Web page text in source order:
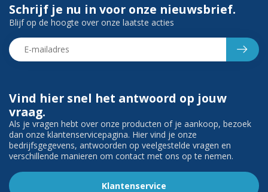
Vind hier snel het antwoord op jouw
vraag.
Als je vragen hebt over onze producten of je aankoop, bezoek
dan onze klantenservicepagina. Hier vind je onze
bedrijfsgegevens, antwoorden op veelgestelde vragen en
verschillende manieren om contact met ons op te nemen.
Klantenservice
Schrijf je nu in voor onze nieuwsbrief.
Blijf op de hoogte over onze laatste acties